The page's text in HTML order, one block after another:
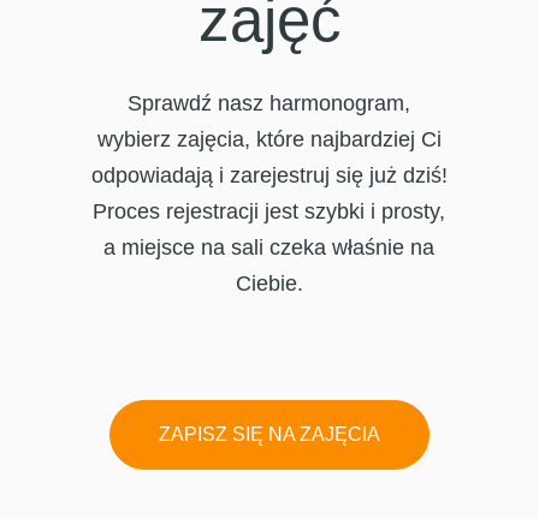
zajęć
Sprawdź nasz harmonogram,
wybierz zajęcia, które najbardziej Ci
odpowiadają i zarejestruj się już dziś!
Proces rejestracji jest szybki i prosty,
a miejsce na sali czeka właśnie na
Ciebie.
ZAPISZ SIĘ NA ZAJĘCIA